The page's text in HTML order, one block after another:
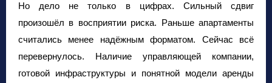
Но дело не только в цифрах. Сильный сдвиг
произошёл в восприятии риска. Раньше апартаменты
считались менее надёжным форматом. Сейчас всё
перевернулось. Наличие управляющей компании,
готовой инфраструктуры и понятной модели аренды